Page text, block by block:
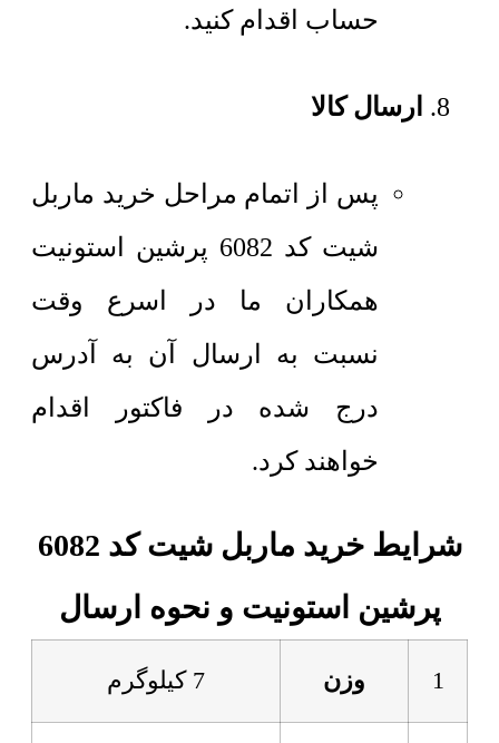
حساب اقدام کنید.
ارسال کالا
پس از اتمام مراحل خرید ماربل
شیت کد 6082 پرشین استونیت
همکاران ما در اسرع وقت
نسبت به ارسال آن به آدرس
درج شده در فاکتور اقدام
خواهند کرد.
شرایط خرید ماربل شیت کد 6082
پرشین استونیت و نحوه ارسال
1 وزن 7 کیلوگرم